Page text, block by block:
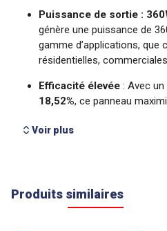
Voir plus
Produits similaires